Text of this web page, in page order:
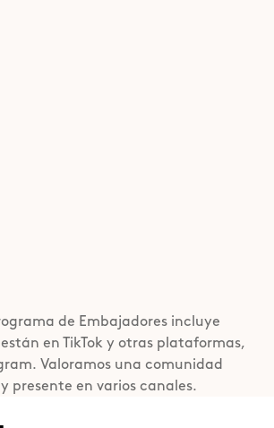
de Embajadores incluye
en TikTok y otras plataformas,
Valoramos una comunidad
presente en varios canales.